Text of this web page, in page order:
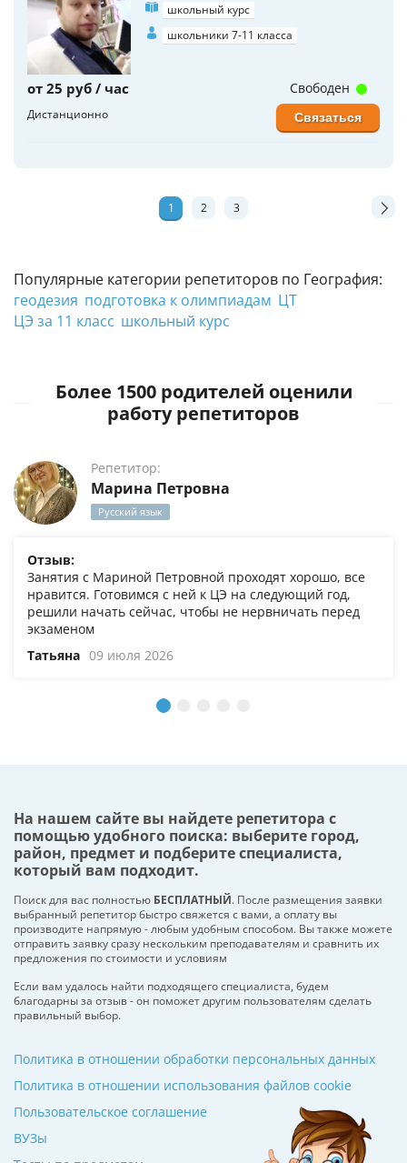
Популярные категории репетиторов по География:
геодезия подготовка к олимпиадам ЦТ
ЦЭ за 11 класс школьный курс
школьный курс
школьники 7-11 класса
от 25 руб / час
Дистанционно
Свободен
Связаться
1 2 3
Более 1500 родителей оценили
работу репетиторов
Репетитор:
Марина Петровна
Русский язык
Отзыв:
Занятия с Мариной Петровной проходят хорошо, все
нравится. Готовимся с ней к ЦЭ на следующий год,
решили начать сейчас, чтобы не нервничать перед
экзаменом
Татьяна 09 июля 2026
На нашем сайте вы найдете репетитора с
помощью удобного поиска: выберите город,
район, предмет и подберите специалиста,
который вам подходит.
Поиск для вас полностью БЕСПЛАТНЫЙ. После размещения заявки
выбранный репетитор быстро свяжется с вами, а оплату вы
производите напрямую - любым удобным способом. Вы также можете
отправить заявку сразу нескольким преподавателям и сравнить их
предложения по стоимости и условиям
Если вам удалось найти подходящего специалиста, будем
благодарны за отзыв - он поможет другим пользователям сделать
правильный выбор.
ВУЗы
Политика в отношении обработки персональных данных
Политика в отношении использования файлов cookie
Пользовательское соглашение